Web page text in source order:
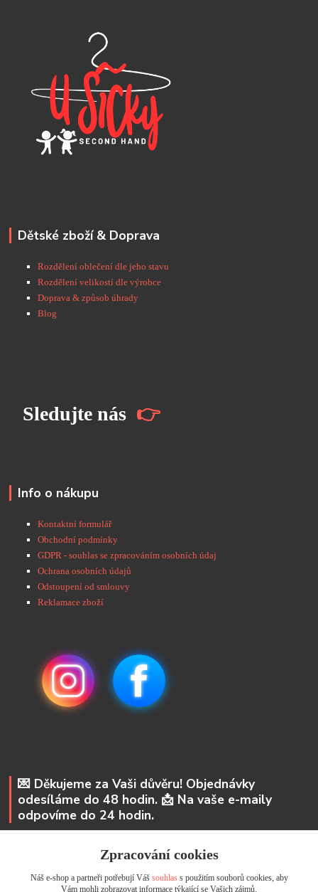
Dětské zboží & Doprava
Rozdělení oblečení dle jeho stavu
Rozdělení velikostí dle výrobce
Doprava & způsob úhrady
Blog
Sledujte nás 👉
Info o nákupu
Kontaktní formulář
Obchodní podmínky
GDPR - souhlas se zpracováním osobních údaj
Ochrana osobních údajů
Odstoupení od smlouvy
Reklamace zboží
💌 Děkujeme za Vaši důvěru! Objednávky
odesíláme do 48 hodin. 📩 Na vaše e-maily
odpovíme do 24 hodin.
+ 420 737 352 681
info@usicky.cz
Zpracování cookies
Náš e-shop a partneři potřebují Váš souhlass použitím souborů cookies, aby
Vám mohli zobrazovat informace týkající se Vašich zájmů.